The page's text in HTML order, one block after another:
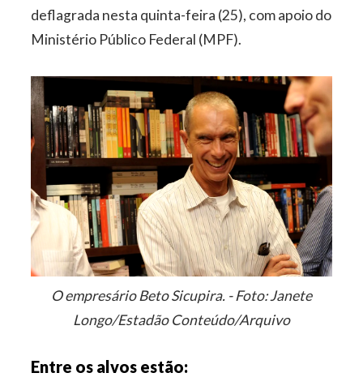
deflagrada nesta quinta-feira (25), com apoio do
Ministério Público Federal (MPF).
O empresário Beto Sicupira. - Foto: Janete
Longo/Estadão Conteúdo/Arquivo
Entre os alvos estão: